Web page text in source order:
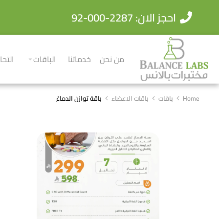
احجز الان: 2287-000-92
من نحن خدماتنا الباقات
You are here:
Home باقات باقات الاعضاء ‏‏باقة توازن الدماغ